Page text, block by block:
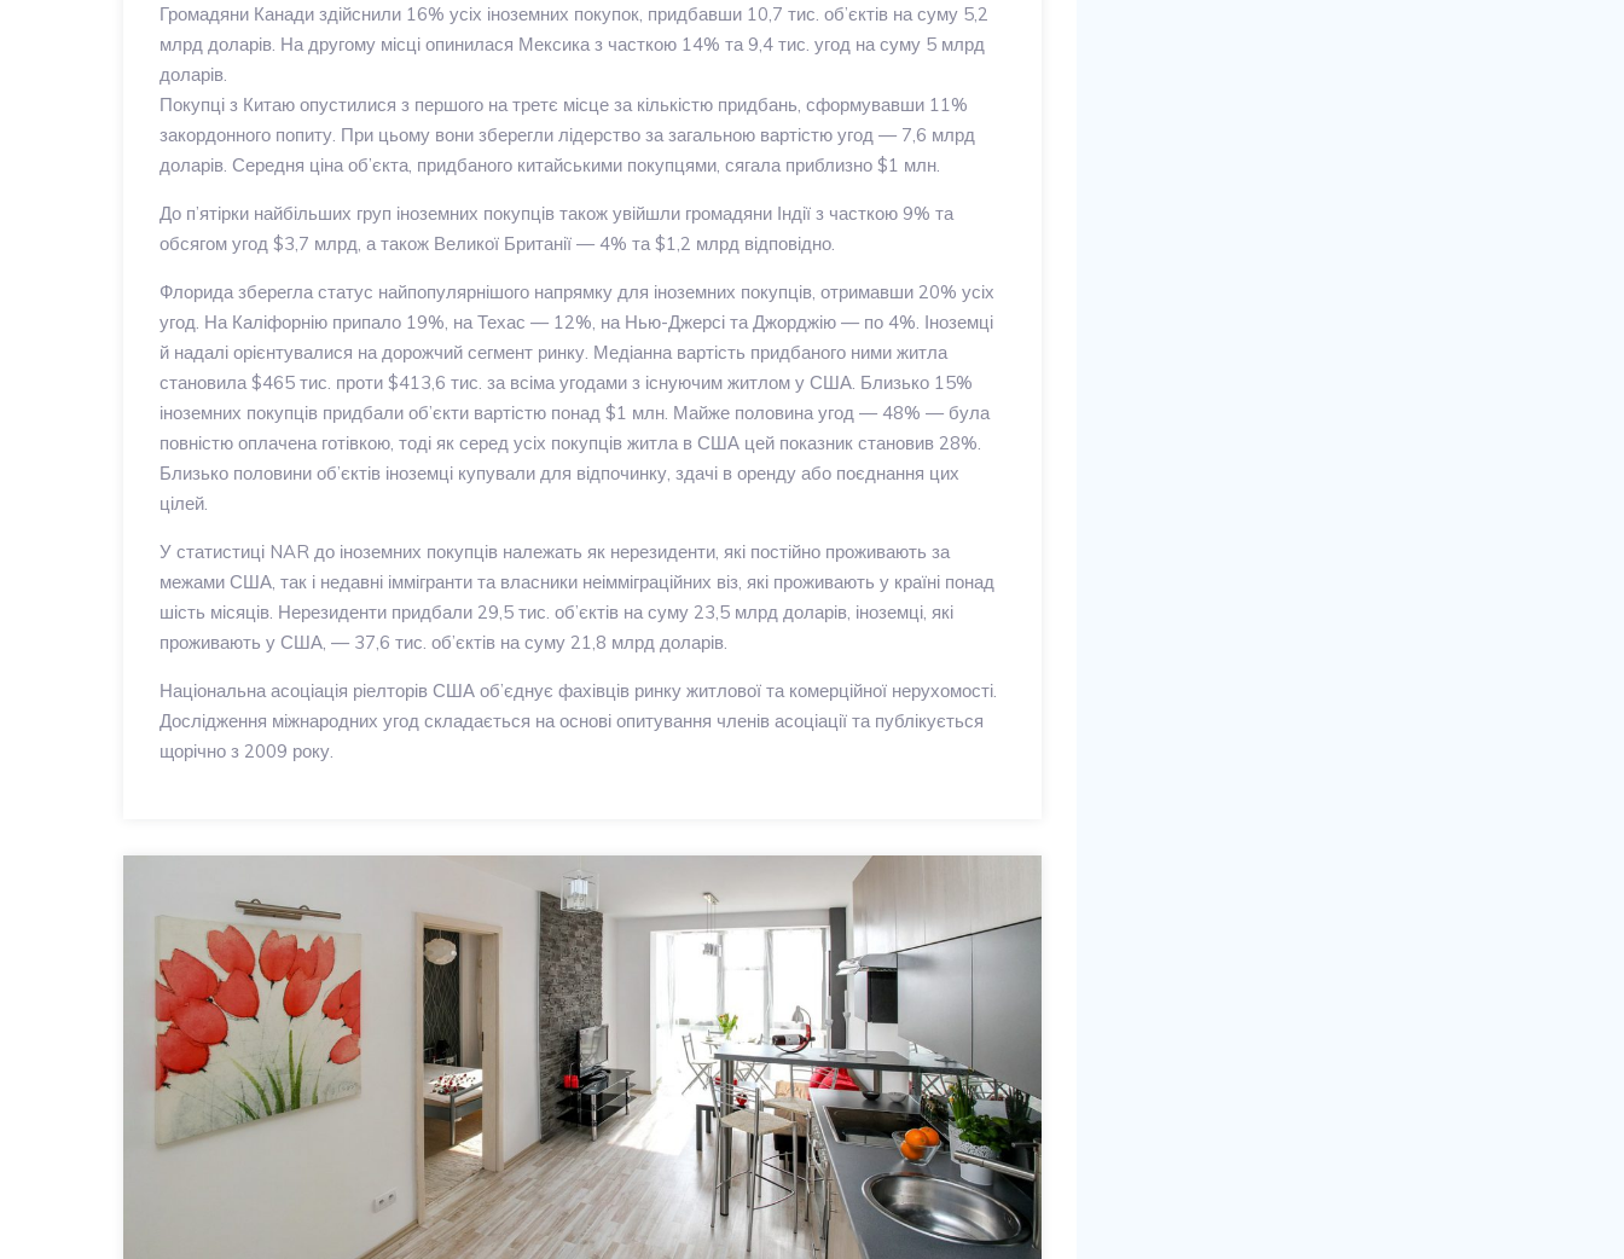
Громадяни Канади здійснили 16% усіх іноземних покупок, придбавши 10,7 тис. об’єктів на суму 5,2
млрд доларів. На другому місці опинилася Мексика з часткою 14% та 9,4 тис. угод на суму 5 млрд
доларів.
Покупці з Китаю опустилися з першого на третє місце за кількістю придбань, сформувавши 11%
закордонного попиту. При цьому вони зберегли лідерство за загальною вартістю угод — 7,6 млрд
доларів. Середня ціна об’єкта, придбаного китайськими покупцями, сягала приблизно $1 млн.
До п’ятірки найбільших груп іноземних покупців також увійшли громадяни Індії з часткою 9% та
обсягом угод $3,7 млрд, а також Великої Британії — 4% та $1,2 млрд відповідно.
Флорида зберегла статус найпопулярнішого напрямку для іноземних покупців, отримавши 20% усіх
угод. На Каліфорнію припало 19%, на Техас — 12%, на Нью-Джерсі та Джорджію — по 4%. Іноземці
й надалі орієнтувалися на дорожчий сегмент ринку. Медіанна вартість придбаного ними житла
становила $465 тис. проти $413,6 тис. за всіма угодами з існуючим житлом у США. Близько 15%
іноземних покупців придбали об’єкти вартістю понад $1 млн. Майже половина угод — 48% — була
повністю оплачена готівкою, тоді як серед усіх покупців житла в США цей показник становив 28%.
Близько половини об’єктів іноземці купували для відпочинку, здачі в оренду або поєднання цих
цілей.
У статистиці NAR до іноземних покупців належать як нерезиденти, які постійно проживають за
межами США, так і недавні іммігранти та власники неімміграційних віз, які проживають у країні понад
шість місяців. Нерезиденти придбали 29,5 тис. об’єктів на суму 23,5 млрд доларів, іноземці, які
проживають у США, — 37,6 тис. об’єктів на суму 21,8 млрд доларів.
Національна асоціація ріелторів США об’єднує фахівців ринку житлової та комерційної нерухомості.
Дослідження міжнародних угод складається на основі опитування членів асоціації та публікується
щорічно з 2009 року.